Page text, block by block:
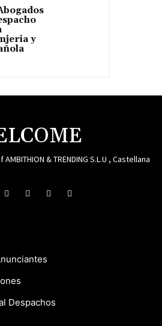
y
& TRENDING S.L.U , Castellana
Despachos